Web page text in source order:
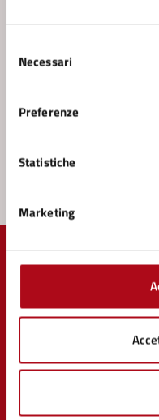
delNecessari
Preferenze
Statistiche
Marketing
Problemi in città
Segnala disservizio
Comune di